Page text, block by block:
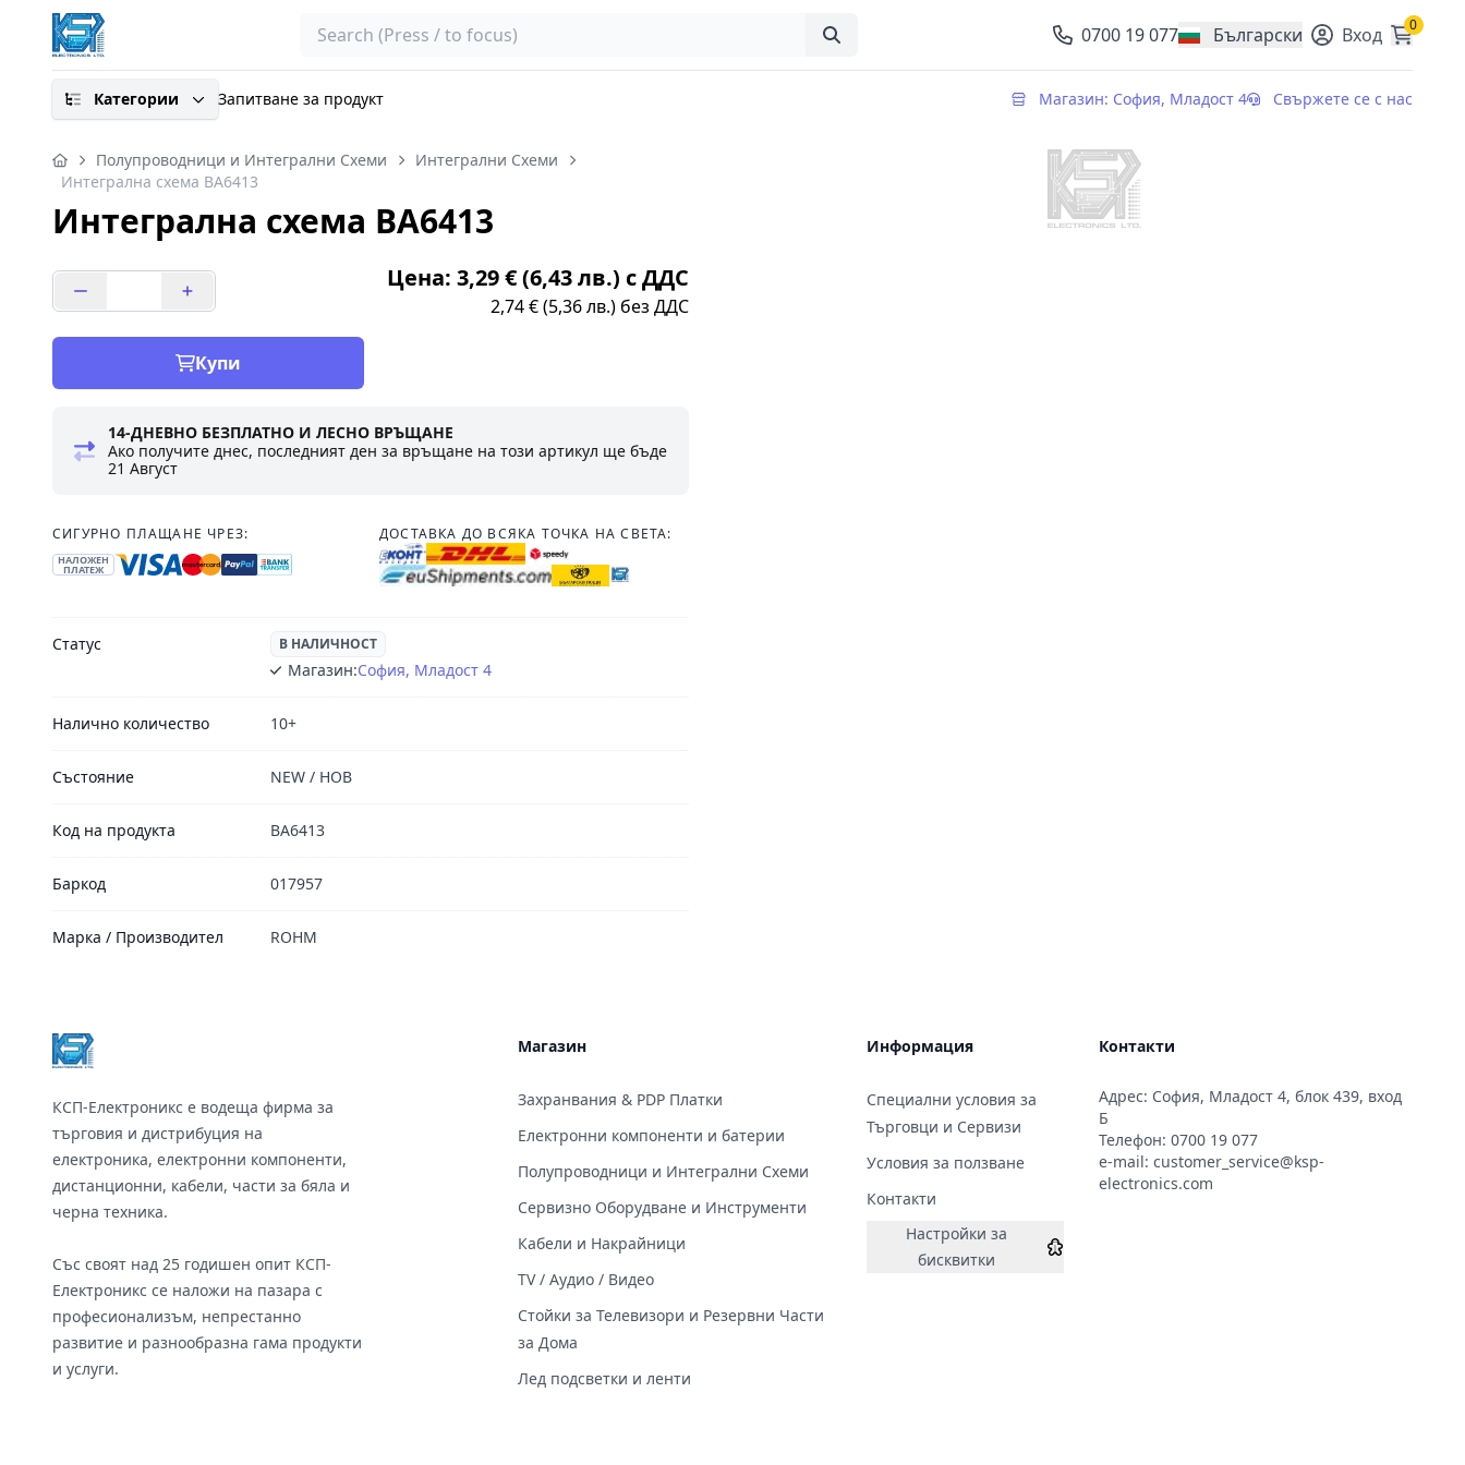
Search 0700 19 077 Български
, change currency Вход 0
Категории Запитване за продукт Магазин: София, Младост 4 Свържете се с нас
Полупроводници и Интегрални Схеми
Интегрални Схеми
Интегрална схема BA6413
Интегрална схема BA6413
Цена: 3,29 € (6,43 лв.) с ДДС
2,74 € (5,36 лв.) без ДДС
Купи
14-ДНЕВНО БЕЗПЛАТНО И ЛЕСНО ВРЪЩАНЕ
Ако получите днес, последният ден за връщане на този артикул ще бъде
21 Август
СИГУРНО ПЛАЩАНЕ ЧРЕЗ:
НАЛОЖЕН
ПЛАТЕЖ
ДОСТАВКА ДО ВСЯКА ТОЧКА НА СВЕТА:
Статус В НАЛИЧНОСТ
Магазин:София, Младост 4
Налично количество 10+
Състояние NEW / НОВ
Код на продукта BA6413
Баркод 017957
Марка / Производител ROHM
КСП-Електроникс е водеща фирма за
търговия и дистрибуция на
електроника, електронни компоненти,
дистанционни, кабели, части за бяла и
черна техника.
Със своят над 25 годишен опит КСП-
Електроникс се наложи на пазара с
професионализъм, непрестанно
развитие и разнообразна гама продукти
и услуги.
Магазин
Захранвания & PDP Платки
Електронни компоненти и батерии
Полупроводници и Интегрални Схеми
Сервизно Оборудване и Инструменти
Кабели и Накрайници
TV / Аудио / Видео
Стойки за Телевизори и Резервни Части
за Дома
Лед подсветки и ленти
Информация
Специални условия за
Търговци и Сервизи
Условия за ползване
Контакти
Настройки за
бисквитки
Контакти
Адрес: София, Младост 4, блок 439, вход
Б
Телефон: 0700 19 077
e-mail: customer_service@ksp-
electronics.com